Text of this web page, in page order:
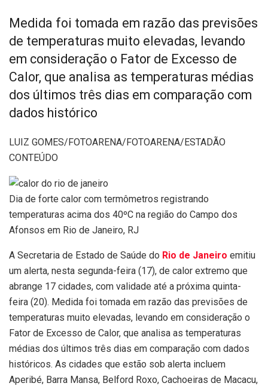
Medida foi tomada em razão das previsões
de temperaturas muito elevadas, levando
em consideração o Fator de Excesso de
Calor, que analisa as temperaturas médias
dos últimos três dias em comparação com
dados histórico
LUIZ GOMES/FOTOARENA/FOTOARENA/ESTADÃO
CONTEÚDO
Dia de forte calor com termômetros registrando
temperaturas acima dos 40ºC na região do Campo dos
Afonsos em Rio de Janeiro, RJ
A Secretaria de Estado de Saúde do Rio de Janeiro emitiu
um alerta, nesta segunda-feira (17), de calor extremo que
abrange 17 cidades, com validade até a próxima quinta-
feira (20). Medida foi tomada em razão das previsões de
temperaturas muito elevadas, levando em consideração o
Fator de Excesso de Calor, que analisa as temperaturas
médias dos últimos três dias em comparação com dados
históricos. As cidades que estão sob alerta incluem
Aperibé, Barra Mansa, Belford Roxo, Cachoeiras de Macacu,